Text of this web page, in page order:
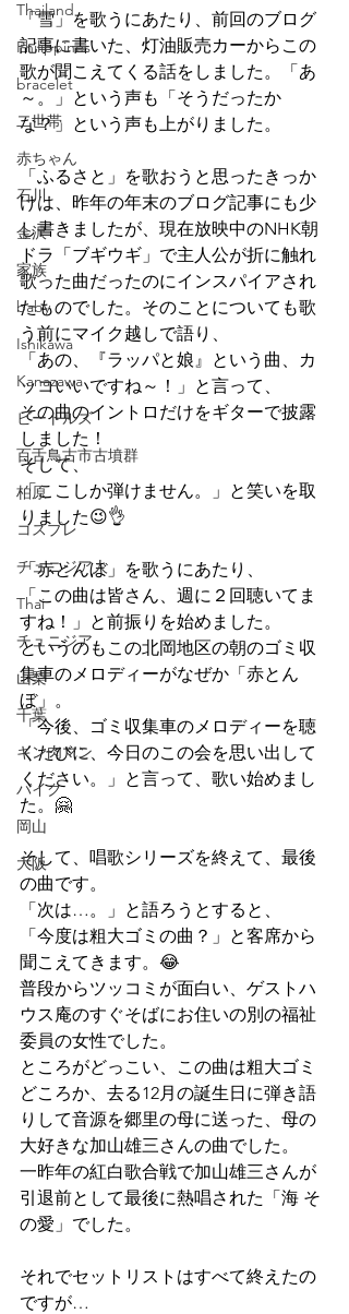
Thailand
Philippines
bracelet
二世帯
赤ちゃん
石川
金沢
家族
baby
Ishikawa
Kanazawa
ビートルズ
百舌鳥古市古墳群
柏原
コスプレ
チュニジア人
Thai
チュニジア
山梨
千葉
キン肉マン
バイク
岡山
大阪
「雪」を歌うにあたり、前回のブログ
記事に書いた、灯油販売カーからこの
歌が聞こえてくる話をしました。「あ
～。」という声も「そうだったか
な？」という声も上がりました。
「ふるさと」を歌おうと思ったきっか
けは、昨年の年末のブログ記事にも少
し書きましたが、現在放映中のNHK朝
ドラ「ブギウギ」で主人公が折に触れ
歌った曲だったのにインスパイアされ
たものでした。そのことについても歌
う前にマイク越しで語り、
「あの、『ラッパと娘』という曲、カ
ッコいいですね～！」と言って、
その曲のイントロだけをギターで披露
しました！
そして、
「ここしか弾けません。」と笑いを取
りました😉👌
「赤とんぼ」を歌うにあたり、
「この曲は皆さん、週に２回聴いてま
すね！」と前振りを始めました。
というのもこの北岡地区の朝のゴミ収
集車のメロディーがなぜか「赤とん
ぼ」。
「今後、ゴミ収集車のメロディーを聴
くたびに、今日のこの会を思い出して
ください。」と言って、歌い始めまし
た。🤗
そして、唱歌シリーズを終えて、最後
の曲です。
「次は…。」と語ろうとすると、
「今度は粗大ゴミの曲？」と客席から
聞こえてきます。😂
普段からツッコミが面白い、ゲストハ
ウス庵のすぐそばにお住いの別の福祉
委員の女性でした。
ところがどっこい、この曲は粗大ゴミ
どころか、去る12月の誕生日に弾き語
りして音源を郷里の母に送った、母の
大好きな加山雄三さんの曲でした。
一昨年の紅白歌合戦で加山雄三さんが
引退前として最後に熱唱された「海 そ
の愛」でした。
それでセットリストはすべて終えたの
ですが…